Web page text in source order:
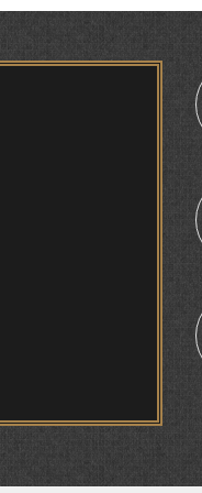
МАВОДИ
МИРЗОЕВ
В ТАДЖИКСКОЙ